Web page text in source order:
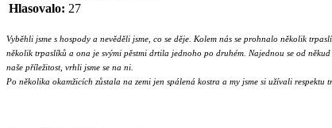
Hlasovalo: 27
Vyběhli jsme s hospody a nevěděli jsme, co se děje. Kolem nás se prohnalo několik
několik trpaslíků a ona je svými pěstmi drtila jednoho po druhém. Najednou se od
naše příležitost, vrhli jsme se na ni.
Po několika okamžicích zůstala na zemi jen spálená kostra a my jsme si užívali respektu